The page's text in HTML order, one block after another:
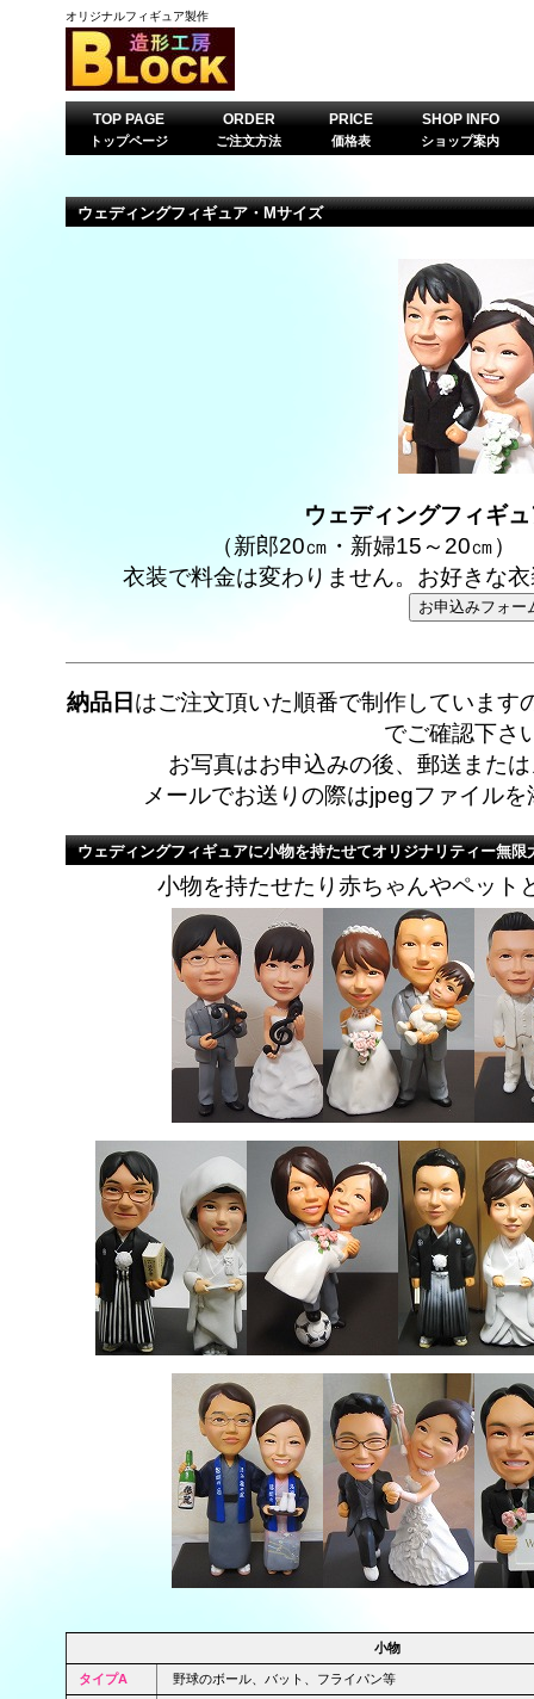
オリジナルフィギュア製作
ウェディングフィギュア・Mサイズ
ウェディングフィギ
（新郎20㎝・新婦15～20㎝
衣装で料金は変わりません。お好きな
納品日 はご注文頂いた順番で制作しています
でご確認下さ
お写真はお申込みの後、郵送また
メールでお送りの際はjpegファイル
ウェディングフィギュアに小物を持たせてオリジナリティー無限
小物を持たせたり赤ちゃんやペット
小物
タイプA 野球のボール、バット、フライパン等
TOP PAGE
トップページ
ORDER
ご注文方法
PRICE
価格表
SHOP INFO
ショップ案内